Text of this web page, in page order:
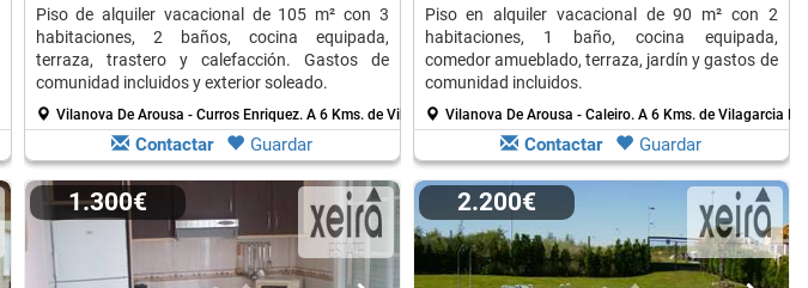
Piso de alquiler vacacional de 105 m² con 3
habitaciones, 2 baños, cocina equipada,
terraza, trastero y calefacción. Gastos de
comunidad incluidos y exterior soleado.
Vilanova De Arousa - Curros Enriquez. A 6 Kms. de Vilagarcia De Arousa
Contactar Guardar
Piso en alquiler vacacional de 90 m² con 2
habitaciones, 1 baño, cocina equipada,
comedor amueblado, terraza, jardín y gastos de
comunidad incluidos.
Vilanova De Arousa - Caleiro. A 6 Kms. de Vilagarcia
Contactar Guardar
1.300€ 2.200€